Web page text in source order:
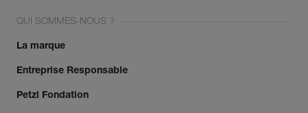
QUI SOMMES-NOUS ?
La marque
Entreprise Responsable
Petzl Fondation